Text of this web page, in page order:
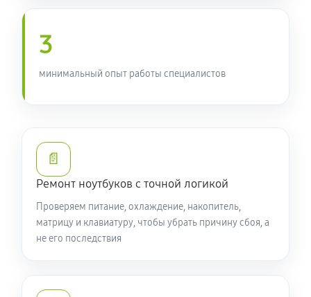
Замена южного моста ноутбука Acer P2 TMP214-53-
509T (NX.VPKER.00C)
Настройка Wi-Fi ноутбука Acer P2 TMP214-53-509T
(NX.VPKER.00C)
Ремонт петель крышки
1070 руб 50 минут
3
минимальный опыт работы специалистов
📄
Ремонт ноутбуков с точной логикой
Проверяем питание, охлаждение, накопитель,
матрицу и клавиатуру, чтобы убрать причину сбоя, а
не его последствия